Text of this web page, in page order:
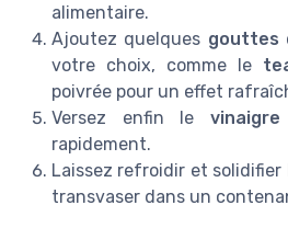
alimentaire.
Ajoutez quelques gouttes
votre choix, comme le
poivrée pour un effet
Versez enfin le
rapidement.
Laissez refroidir et solidifier
transvaser dans un